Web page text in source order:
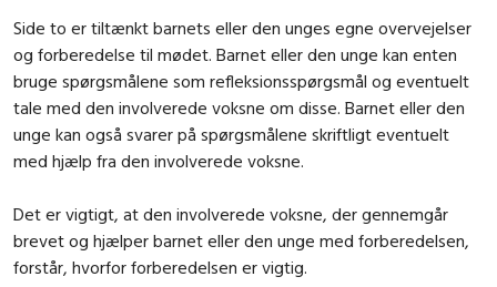
Side to er tiltænkt barnets eller den unges egne overvejelser
og forberedelse til mødet. Barnet eller den unge kan enten
bruge spørgsmålene som refleksionsspørgsmål og eventuelt
tale med den involverede voksne om disse. Barnet eller den
unge kan også svarer på spørgsmålene skriftligt eventuelt
med hjælp fra den involverede voksne.
Det er vigtigt, at den involverede voksne, der gennemgår
brevet og hjælper barnet eller den unge med forberedelsen,
forstår, hvorfor forberedelsen er vigtig.